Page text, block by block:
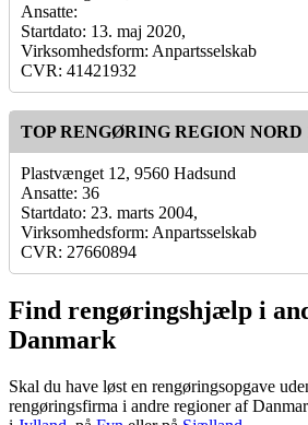
Ansatte:
Startdato: 13. maj 2020,
Virksomhedsform: Anpartsselskab
CVR: 41421932
TOP RENGØRING REGION NORD
Plastvænget 12, 9560 Hadsund
Ansatte: 36
Startdato: 23. marts 2004,
Virksomhedsform: Anpartsselskab
CVR: 27660894
Find rengøringshjælp i
Danmark
Skal du have løst en rengøringsopgave
rengøringsfirma i andre regioner af